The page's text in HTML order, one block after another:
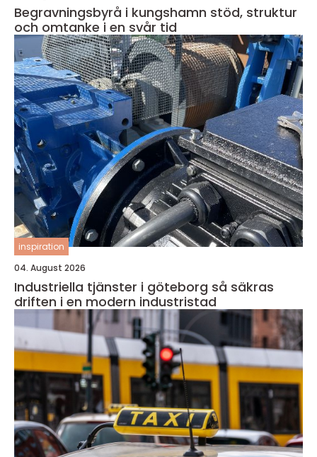
Begravningsbyrå i kungshamn stöd, struktur
och omtanke i en svår tid
inspiration
04. August 2026
Industriella tjänster i göteborg så säkras
driften i en modern industristad